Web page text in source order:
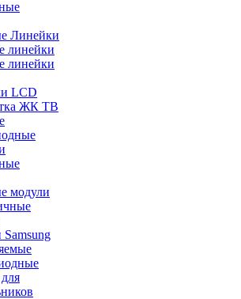
Линейки
линейки
линейки
LCD
ЖК ТВ
модули